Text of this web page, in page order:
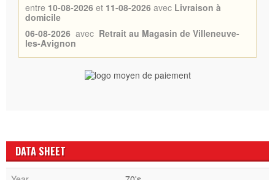
entre 10-08-2026 et 11-08-2026 avec Livraison à
domicile
06-08-2026 avec Retrait au Magasin de Villeneuve-
les-Avignon
DATA SHEET